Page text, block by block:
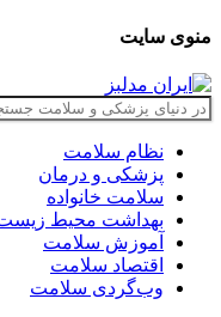
منوی سایت
نظام سلامت
پزشکی و درمان
سلامت خانواده
بهداشت محیط
آموزش سلامت
اقتصاد سلامت
وب‌گردی سلامت